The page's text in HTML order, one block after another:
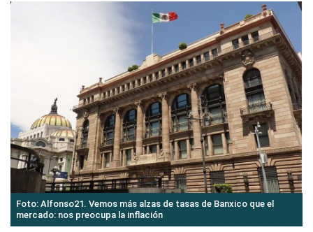
Foto: Alfonso21. Vemos más alzas de tasas de Banxico que el
mercado: nos preocupa la inflación